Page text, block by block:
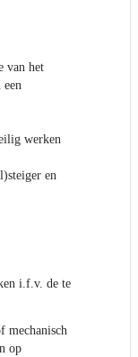
van het
een
werken
en
i.f.v. de te
mechanisch
op